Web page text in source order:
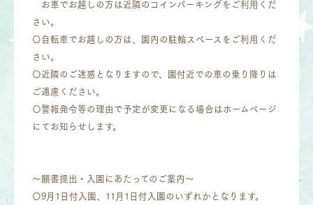
お車でお越しの方は近隣のコインパーキングをご利用くだ
さい。
〇自転車でお越しの方は、園内の駐輪スペースをご利用くだ
さい。
〇近隣のご迷惑となりますので、園付近での車の乗り降りは
ご遠慮ください。
〇警報発令等の理由で予定が変更になる場合はホームページ
にてお知らせします。
～願書提出・入園にあたってのご案内～
〇9月1日付入園、11月1日付入園のいずれかとなります。